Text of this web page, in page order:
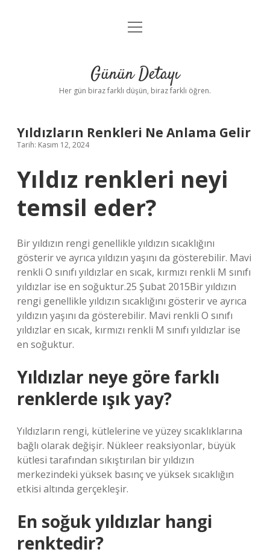
Anasayfa
Yasal Uyarı
menüyü
Günün Detayı
Her gün biraz farklı düşün, biraz farklı öğren.
Yıldızların Renkleri Ne Anlama Gelir
Tarih: Kasım 12, 2024
Yıldız renkleri neyi
temsil eder?
Bir yıldızın rengi genellikle yıldızın sıcaklığını
gösterir ve ayrıca yıldızın yaşını da gösterebilir. Mavi
renkli O sınıfı yıldızlar en sıcak, kırmızı renkli M sınıfı
yıldızlar ise en soğuktur.25 Şubat 2015Bir yıldızın
rengi genellikle yıldızın sıcaklığını gösterir ve ayrıca
yıldızın yaşını da gösterebilir. Mavi renkli O sınıfı
yıldızlar en sıcak, kırmızı renkli M sınıfı yıldızlar ise
en soğuktur.
Yıldızlar neye göre farklı
renklerde ışık yay?
Yıldızların rengi, kütlelerine ve yüzey sıcaklıklarına
bağlı olarak değişir. Nükleer reaksiyonlar, büyük
kütlesi tarafından sıkıştırılan bir yıldızın
merkezindeki yüksek basınç ve yüksek sıcaklığın
etkisi altında gerçekleşir.
En soğuk yıldızlar hangi
renktedir?